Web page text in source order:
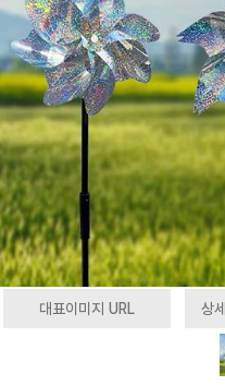
대표이미지 URL 상